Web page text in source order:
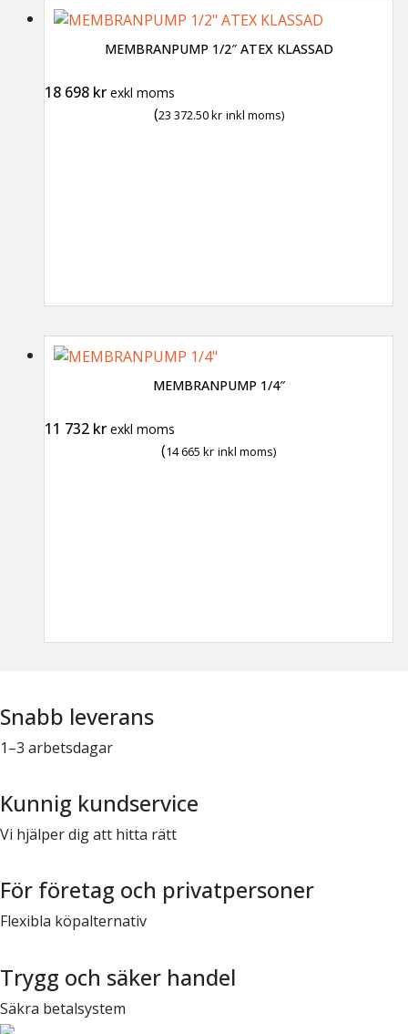
MEMBRANPUMP 1/2″ ATEX KLASSAD
18 698 kr exkl moms
(23 372.50kr inkl moms)
MEMBRANPUMP 1/4″
11 732 kr exkl moms
(14 665 kr inkl moms)
Snabb leverans
1–3 arbetsdagar
Kunnig kundservice
Vi hjälper dig att hitta rätt
För företag och privatpersoner
Flexibla köpalternativ
Trygg och säker handel
Säkra betalsystem